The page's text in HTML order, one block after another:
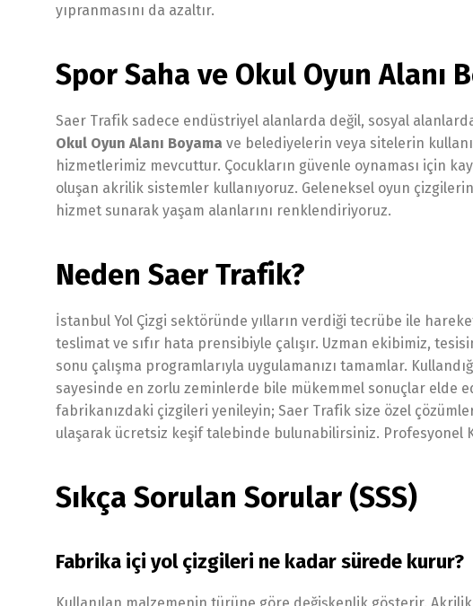
yıpranmasını da azaltır.
Spor Saha ve Okul Oyun Alanı
Saer Trafik sadece endüstriyel alanlarda değil, sosyal
Okul Oyun Alanı Boyama ve belediyelerin veya sitelerin
hizmetlerimiz mevcuttur. Çocukların güvenle oynaması için
oluşan akrilik sistemler kullanıyoruz. Geleneksel oyun
hizmet sunarak yaşam alanlarını renklendiriyoruz.
Neden Saer Trafik?
İstanbul Yol Çizgi sektöründe yılların verdiği tecrübe ile
teslimat ve sıfır hata prensibiyle çalışır. Uzman ekibimiz,
sonu çalışma programlarıyla uygulamanızı tamamlar.
sayesinde en zorlu zeminlerde bile mükemmel sonuçlar elde
fabrikanızdaki çizgileri yenileyin; Saer Trafik size özel
ulaşarak ücretsiz keşif talebinde bulunabilirsiniz. Profesyonel
Sıkça Sorulan Sorular (SSS)
Fabrika içi yol çizgileri ne kadar sürede kurur?